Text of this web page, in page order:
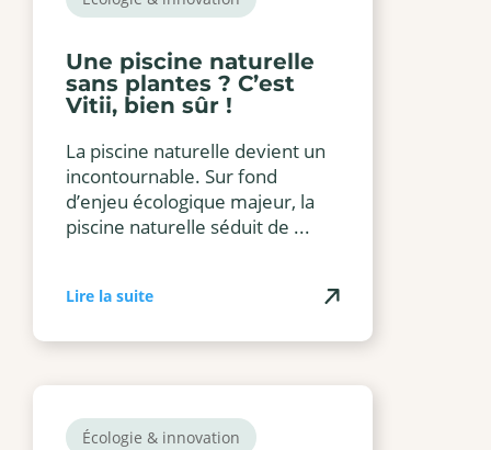
Une piscine naturelle
sans plantes ? C’est
Vitii, bien sûr !
La piscine naturelle devient un
incontournable. Sur fond
d’enjeu écologique majeur, la
piscine naturelle séduit de ...
Lire la suite
Écologie & innovation